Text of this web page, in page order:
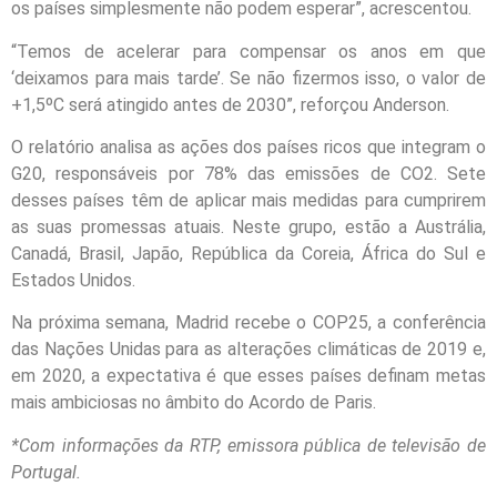
os países simplesmente não podem esperar”, acrescentou.
“Temos de acelerar para compensar os anos em que
‘deixamos para mais tarde’. Se não fizermos isso, o valor de
+1,5ºC será atingido antes de 2030”, reforçou Anderson.
O relatório analisa as ações dos países ricos que integram o
G20, responsáveis por 78% das emissões de CO2. Sete
desses países têm de aplicar mais medidas para cumprirem
as suas promessas atuais. Neste grupo, estão a Austrália,
Canadá, Brasil, Japão, República da Coreia, África do Sul e
Estados Unidos.
Na próxima semana, Madrid recebe o COP25, a conferência
das Nações Unidas para as alterações climáticas de 2019 e,
em 2020, a expectativa é que esses países definam metas
mais ambiciosas no âmbito do Acordo de Paris.
*Com informações da RTP, emissora pública de televisão de
Portugal.